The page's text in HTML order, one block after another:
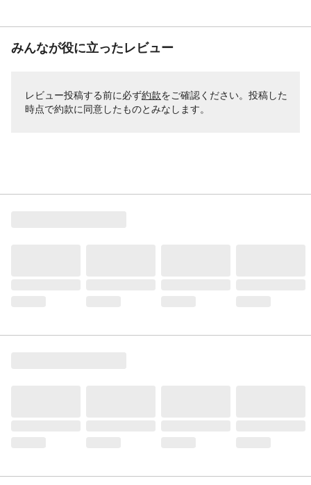
みんなが役に立ったレビュー
レビュー投稿する前に必ず約款をご確認ください。投稿した
時点で約款に同意したものとみなします。